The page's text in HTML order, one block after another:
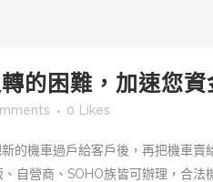
的困難，加速您
0 Likes
的機車過戶給客戶後，再把機車
自營商、SOHO族皆可辦理，合